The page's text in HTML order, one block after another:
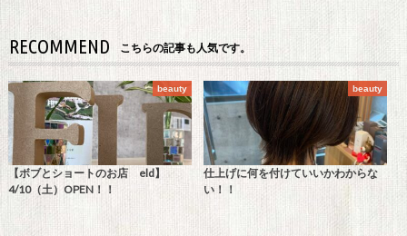
RECOMMEND こちらの記事も人気です。
beauty
【ボブとショートのお店 eld】
4/10（土）OPEN！！
beauty
仕上げに何を付けていいかわからな
い！！